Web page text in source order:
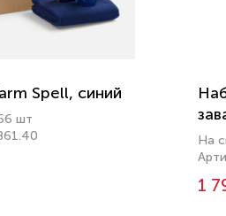
Spell, синий
шт
На
1